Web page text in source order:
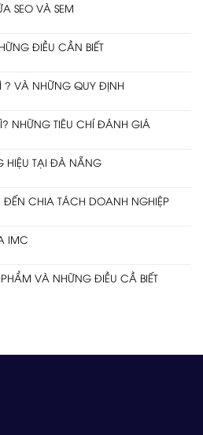
SEO VÀ SEM
ĐIỀU CẦN BIẾT
VÀ NHỮNG QUY ĐỊNH
NHỮNG TIÊU CHÍ ĐÁNH GIÁ
HIỆU TẠI ĐÀ NẴNG
CHIA TÁCH DOANH NGHIỆP
IMC
VÀ NHỮNG ĐIỀU CẦ BIẾT